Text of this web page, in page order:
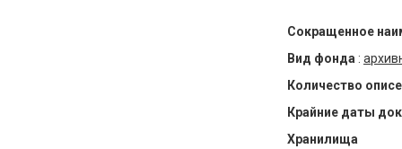
Сокращенное
Вид фонда :
Количество
Крайние даты
Хранилища